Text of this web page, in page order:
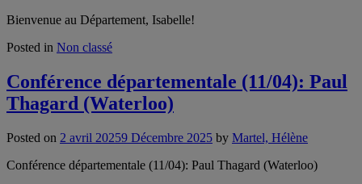
Bienvenue au Département, Isabelle!
Posted in Non classé
Conférence départementale (11/04): Paul
Thagard (Waterloo)
Posted on 2 avril 20259 Décembre 2025 by Martel, Hélène
Conférence départementale (11/04): Paul Thagard (Waterloo)